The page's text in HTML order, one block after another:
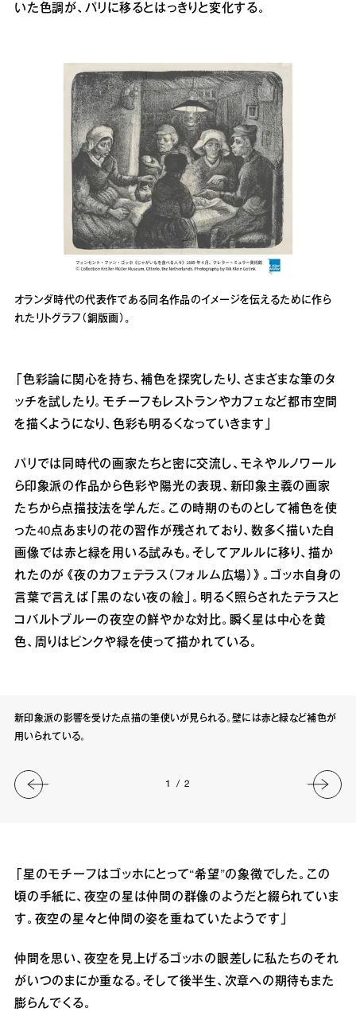
いた色調が、パリに移るとはっきりと変化する。
オランダ時代の代表作である同名作品のイメージを伝えるために作ら
れたリトグラフ（銅版画）。
「色彩論に関心を持ち、補色を探究したり、さまざまな筆のタ
ッチを試したり。モチーフもレストランやカフェなど都市空間
を描くようになり、色彩も明るくなっていきます」
パリでは同時代の画家たちと密に交流し、モネやルノワール
ら印象派の作品から色彩や陽光の表現、新印象主義の画家
たちから点描技法を学んだ。この時期のものとして補色を使
った40点あまりの花の習作が残されており、数多く描いた自
画像では赤と緑を用いる試みも。そしてアルルに移り、描か
れたのが《夜のカフェテラス（フォルム広場）》。ゴッホ自身の
言葉で言えば「黒のない夜の絵」。明るく照らされたテラスと
コバルトブルーの夜空の鮮やかな対比。瞬く星は中心を黄
色、周りはピンクや緑を使って描かれている。
新印象派の影響を受けた点描の筆使いが見られる。壁には赤と緑など補色が
用いられている。
1 / 2
「星のモチーフはゴッホにとって“希望”の象徴でした。この
頃の手紙に、夜空の星は仲間の群像のようだと綴られていま
す。夜空の星々と仲間の姿を重ねていたようです」
仲間を思い、夜空を見上げるゴッホの眼差しに私たちのそれ
がいつのまにか重なる。そして後半生、次章への期待もまた
膨らんでくる。